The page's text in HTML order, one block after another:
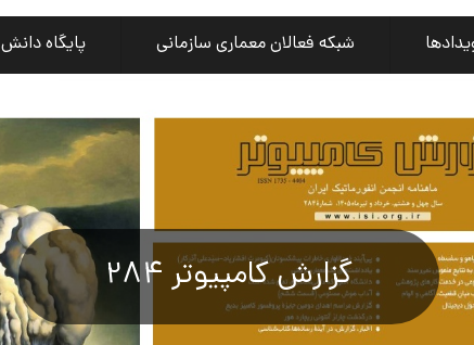
شبکه فعالان معماری سازمانی پایگاه دانش
گزارش کامپیوتر 284